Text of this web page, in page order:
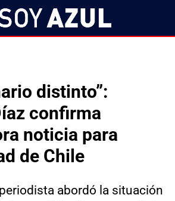
distinto”:
confirma
noticia para
de Chile
abordó la situación